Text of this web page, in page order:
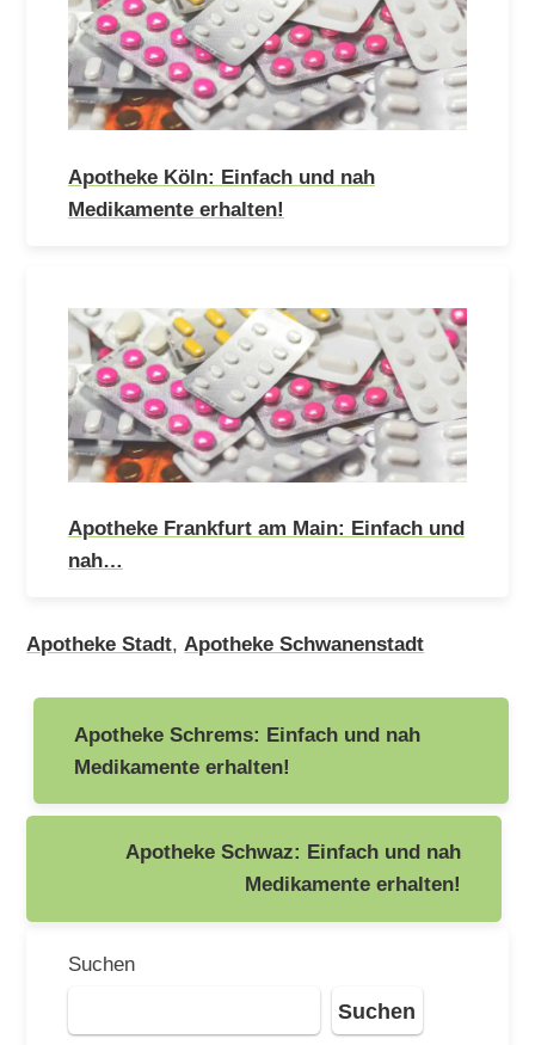
Apotheke Köln: Einfach und nah
Medikamente erhalten!
Apotheke Frankfurt am Main: Einfach und
nah…
Apotheke Stadt,Apotheke Schwanenstadt
Beitragsnavigation
Apotheke Schrems: Einfach und nah
Medikamente erhalten!
Apotheke Schwaz: Einfach und nah
Medikamente erhalten!
Suchen
Suchen